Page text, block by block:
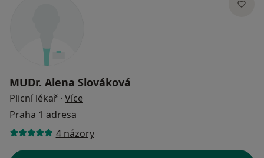
MUDr. Alena Slováková
Plicní lékař · Více
Praha 1 adresa
4 názory